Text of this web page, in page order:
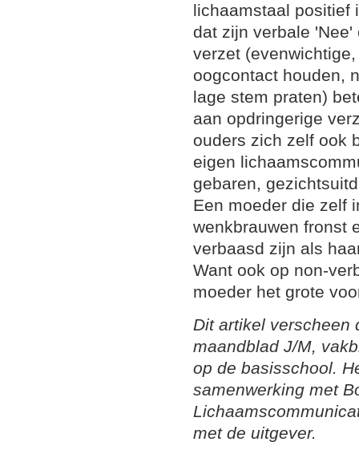
lichaamstaal positief
dat zijn verbale
verzet
oogcontact houden,
lage stem praten)
aan opdringerige
ouders zich zelf ook
eigen
gebaren,
Een moeder die zelf
wenkbrauwen fronst
verbaasd zijn als
Want ook op non-
moeder het grote
Dit artikel verscheen
maandblad J/M,
op de basisschool.
samenwerking met
met de uitgever.